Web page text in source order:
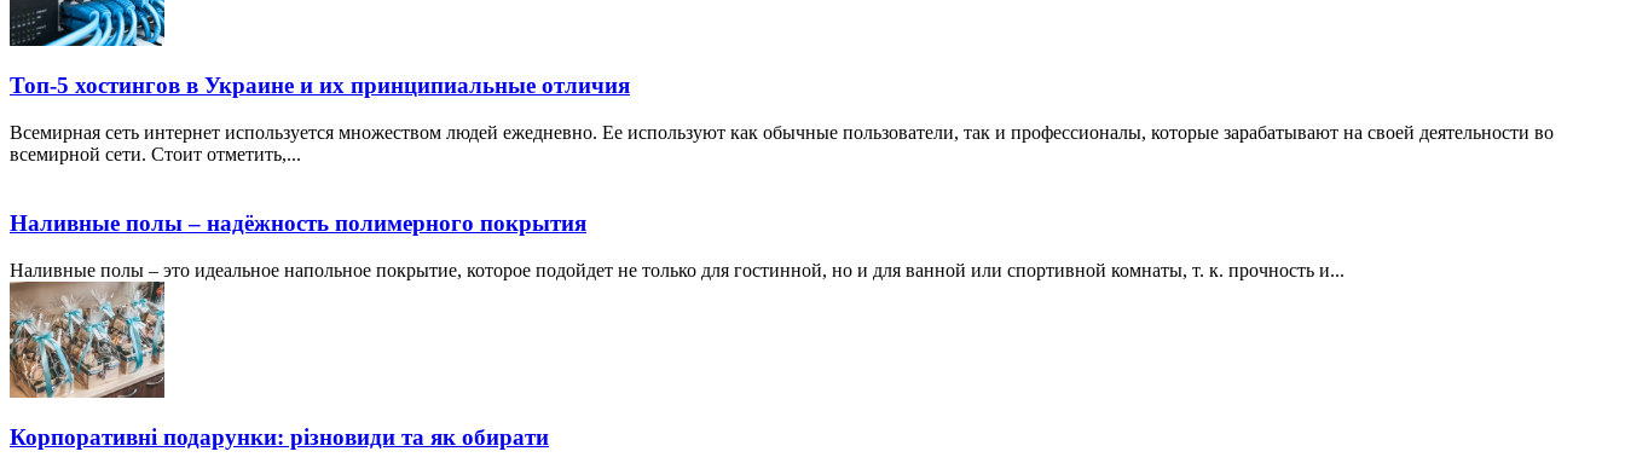
Топ-5 хостингов в Украине и их принципиальные отличия
Всемирная сеть интернет используется множеством людей ежедневно. Ее используют как обычные пользователи, так и профессионалы, которые зарабатывают на своей деятельности во
всемирной сети. Стоит отметить,...
Наливные полы – надёжность полимерного покрытия
Наливные полы – это идеальное напольное покрытие, которое подойдет не только для гостинной, но и для ванной или спортивной комнаты, т. к. прочность и...
Корпоративні подарунки: різновиди та як обирати